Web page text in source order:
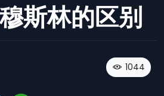
斯林的区别
1044